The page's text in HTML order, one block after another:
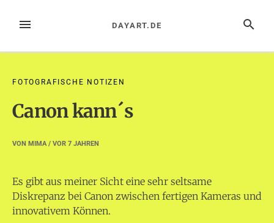
InhaltMENÜ SUCHE
DAYART.DE
FOTOGRAFISCHE NOTIZEN
Canon kann´s
VON MIMA/ VOR 7 JAHREN
Es gibt aus meiner Sicht eine sehr seltsame
Diskrepanz bei Canon zwischen fertigen Kameras und
innovativem Können.